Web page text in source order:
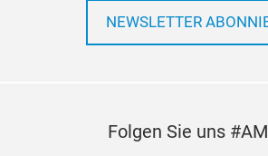
NEWSLETTER
Folgen Sie uns